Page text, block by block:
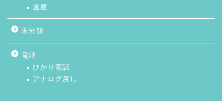
速度
未分類
電話
ひかり電話
アナログ戻し